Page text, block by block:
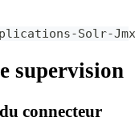
Solr-Jmx
supervision
connecteur